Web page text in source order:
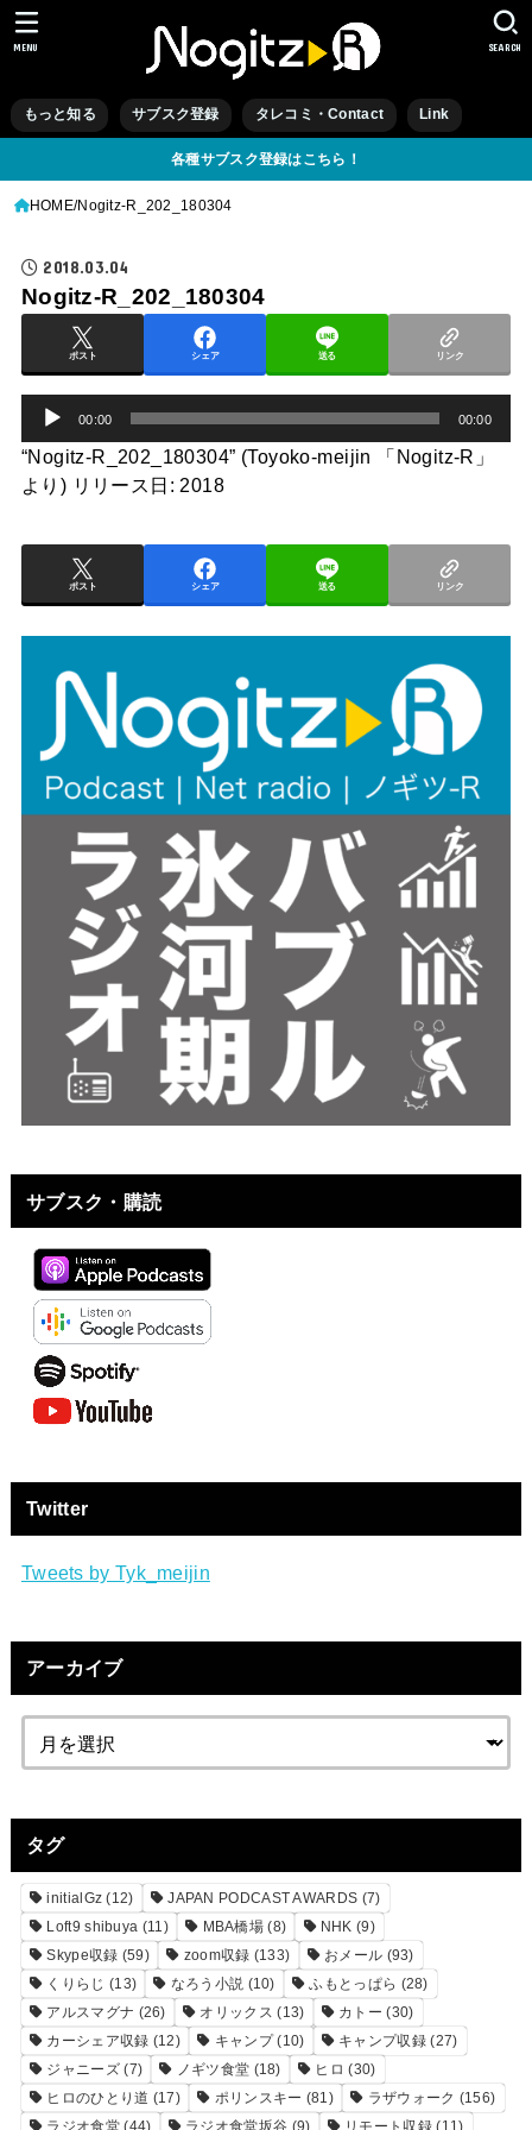
もっと知る サブスク登録 タレコミ・Contact Link
SEARCH
MENU
各種サブスク登録はこちら！
HOME Nogitz-R_202_180304
2018.03.04
Nogitz-R_202_180304
ポスト シェア 送る リンク
声
プ
ヤ
ー
00:00 00:00
“Nogitz-R_202_180304” (Toyoko-meijin 「Nogitz-R」
より) リリース日: 2018
ポスト シェア 送る リンク
サブスク・購読
Twitter
Tweets by Tyk_meijin
アーカイブ
タグ
initialGz (12) JAPAN PODCAST AWARDS (7)
Loft9 shibuya (11) MBA橋場 (8) NHK (9)
Skype収録 (59) zoom収録 (133) おメール (93)
くりらじ (13) なろう小説 (10) ふもとっぱら (28)
アルスマグナ (26) オリックス (13) カトー (30)
カーシェア収録 (12) キャンプ(10) キャンプ収録(27)
ジャニーズ(7) ノギツ食堂 (18) ヒロ (30)
ヒロのひとり道 (17) ポリンスキー (81) ラザウォーク (156)
ラジオ食堂(44) ラジオ食堂坂谷 (9) リモート収録(11)